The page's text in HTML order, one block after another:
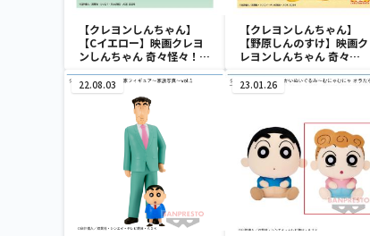
【クレヨンしんちゃん】
【Cイエロー】映画クレヨ
ンしんちゃん 奇々怪々！オ
カラータンブラー
【クレヨンしんちゃん】
【野原しんのすけ】映画ク
レヨンしんちゃん 奇々
ョン おおきな
SOFVIMATES～野原しん
22.08.03 23.01.26